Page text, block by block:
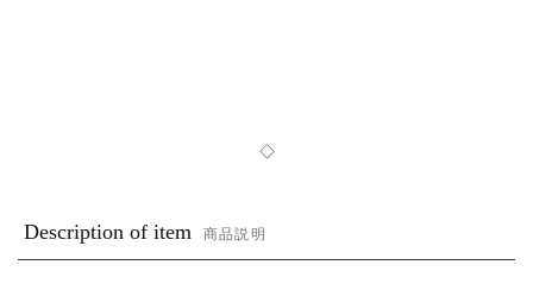
◇
Description of item 商品説明